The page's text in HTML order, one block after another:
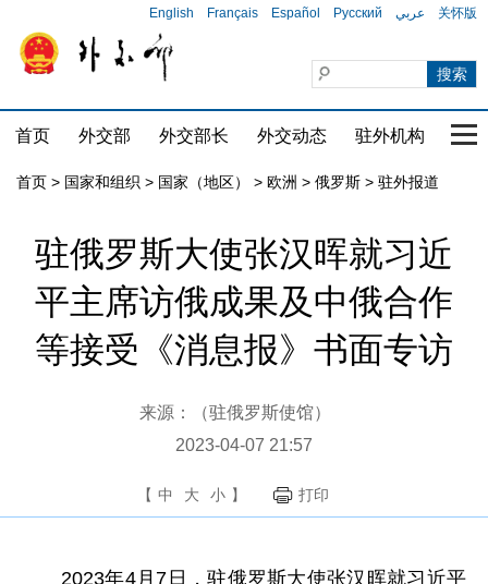
English Français Español Русский عربي 关怀版
首页 外交部 外交部长 外交动态 驻外机构 国
首页 > 国家和组织 > 国家（地区） > 欧洲 > 俄罗斯 > 驻外报道
驻俄罗斯大使张汉晖就习近
平主席访俄成果及中俄合作
等接受《消息报》书面专访
来源：（驻俄罗斯使馆）
2023-04-07 21:57
【 中 大 小 】 打印
2023年4月7日，驻俄罗斯大使张汉晖就习近平